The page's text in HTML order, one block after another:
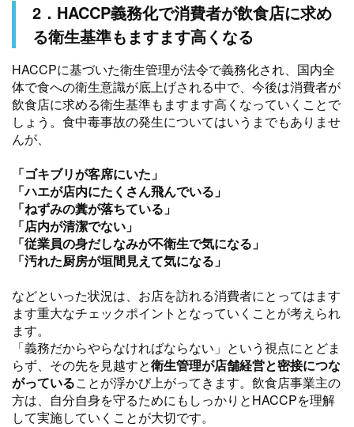
2．HACCP義務化で消費者が飲食店に求め
る衛生基準もますます高くなる
HACCPに基づいた衛生管理が法令で義務化され、国内全
体で食への衛生意識が底上げされる中で、今後は消費者が
飲食店に求める衛生基準もますます高くなっていくことで
しょう。食中毒事故の発生についてはいうまでもありませ
んが、
「ゴキブリが客席にいた」
「ハエが店内にたくさん飛んでいる」
「ねずみの糞が落ちている」
「店内が清潔でない」
「従業員の身だしなみが不衛生で気になる」
「汚れた厨房が垣間見えて気になる」
などといった状況は、お店を訪れる消費者にとってはます
ます重大なチェックポイントとなっていくことが考えられ
ます。
「義務だからやらなければならない」という視点にとどま
らず、その先を見越すと衛生管理が店舗経営と密接につな
がっていることが浮かび上がってきます。飲食店事業主の
方は、自分自身を守るためにもしっかりとHACCPを理解
して実施していくことが大切です。